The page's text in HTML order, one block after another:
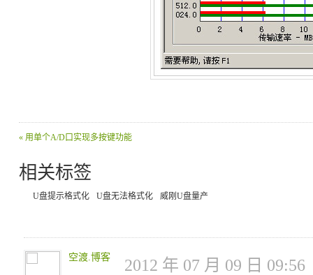
« 用单个A/D口实现多按键功能
相关标签
U盘提示格式化 U盘无法格式化 威刚U盘量产
空渡.博客 2012 年 07 月 09 日 09:56